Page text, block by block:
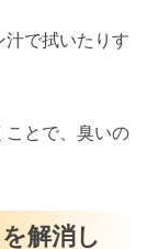
汁で拭いたりす
ことで、臭いの
解消し